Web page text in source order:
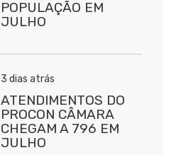
POPULAÇÃO EM
JULHO
3 dias atrás
ATENDIMENTOS DO
PROCON CÂMARA
CHEGAM A 796 EM
JULHO